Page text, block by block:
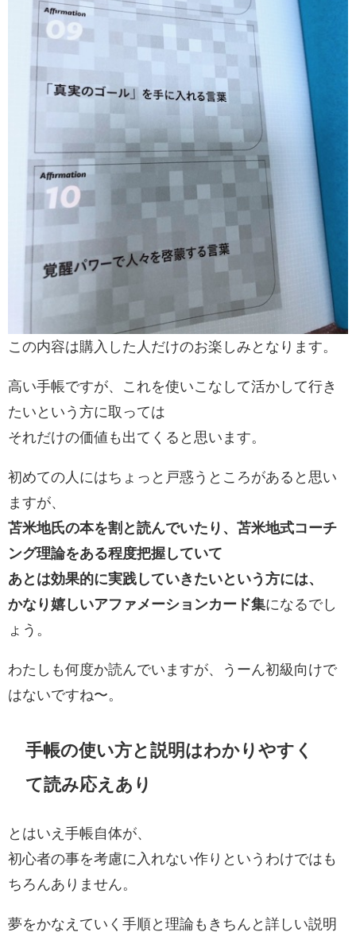
この内容は購入した人だけのお楽しみとなります。
高い手帳ですが、これを使いこなして活かして行き
たいという方に取っては
それだけの価値も出てくると思います。
初めての人にはちょっと戸惑うところがあると思い
ますが、
苫米地氏の本を割と読んでいたり、苫米地式コーチ
ング理論をある程度把握していて
あとは効果的に実践していきたいという方には、
かなり嬉しいアファメーションカード集になるでし
ょう。
わたしも何度か読んでいますが、うーん初級向けで
はないですね〜。
手帳の使い方と説明はわかりやすく
て読み応えあり
とはいえ手帳自体が、
初心者の事を考慮に入れない作りというわけではも
ちろんありません。
夢をかなえていく手順と理論もきちんと詳しい説明